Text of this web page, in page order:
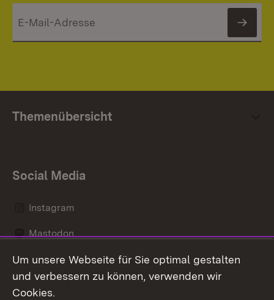
Themenübersicht
Social Media
Instagram
Mastodon
Messenger
Um unsere Webseite für Sie optimal gestalten
und verbessern zu können, verwenden wir
Cookies.